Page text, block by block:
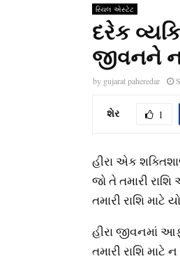
રિયલ એસ્ટેટ
દરેક
જીવનને
by gujarat paheredar
શેર 1
હીરા એક
જો તે તમારી
તમારી રાશિ
હીરા જીવનમાં
તમારી રાશિ